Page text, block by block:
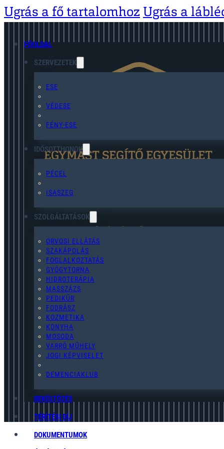
Ugrás a fő tartalomhoz Ugrás a
FŐOLDAL
SZERVEZETEK
ESE
VÉDESE
FÉNY-ESE
IDŐSOTTHONOK
PÉCEL
ISASZEG
SZOLGÁLTATÁSOK
ORVOSI ELLÁTÁS
SZAKÁPOLÁS
FOGLALKOZTATÁS
GYÓGYTORNA
HIDROTERÁPIA
MASSZÁZS
PEDIKŰR
FODRÁSZ
KOZMETIKA
KONYHA
MOSODA
VARRÓ MŰHELY
JOGI KÉPVISELET
DEMENCIAKLUB
BEKÖLTÖZÉS
TÉRÍTÉSI DÍJ
DOKUMENTUMOK
EGYMÁST SEGÍTŐ EGYESÜLET
pecel@egymast-segito.hu
(28) 454-076
ADATKEZELÉSI TÁJÉKOZTATÓ